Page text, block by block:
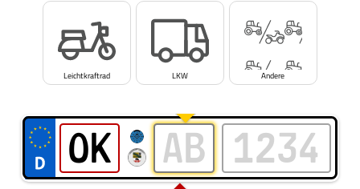
Leichtkraftrad LKW Andere